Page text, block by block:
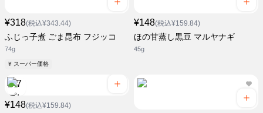
¥318(税込¥343.44)
ふじっ子煮 ごま昆布 フジッコ
74g
¥ スーパー価格
¥148(税込¥159.84)
ほの甘蒸し黒豆 マルヤナギ
45g
¥148(税込¥159.84)